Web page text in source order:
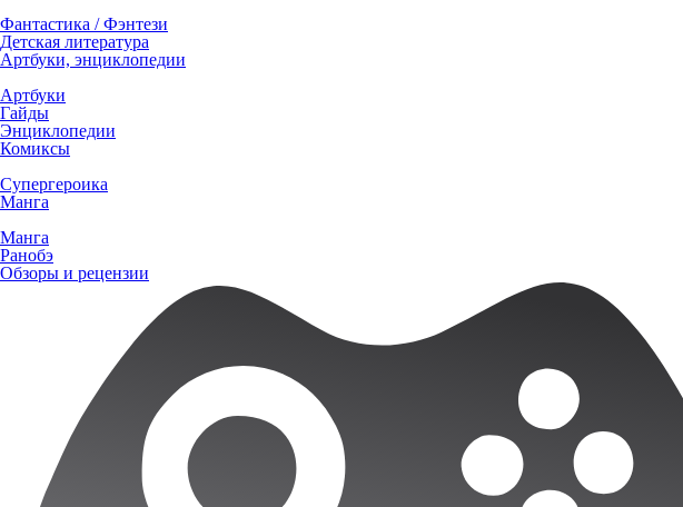
Фантастика / Фэнтези
Детская литература
Артбуки, энциклопедии
Артбуки
Гайды
Энциклопедии
Комиксы
Супергероика
Манга
Манга
Ранобэ
Обзоры и рецензии